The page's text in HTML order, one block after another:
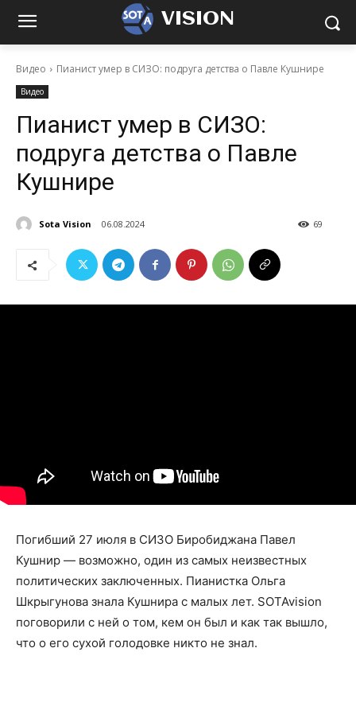
VISION
Видео Пианист умер в СИЗО: подруга детства о Павле Кушнире
Видео
Пианист умер в СИЗО:
подруга детства о Павле
Кушнире
Sota Vision 06.08.2024 69
Погибший 27 июля в СИЗО Биробиджана Павел
Кушнир — возможно, один из самых неизвестных
политических заключенных. Пианистка Ольга
Шкрыгунова знала Кушнира с малых лет. SOTAvision
поговорили с ней о том, кем он был и как так вышло,
что о его сухой голодовке никто не знал.